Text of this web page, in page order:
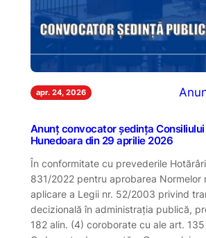
apr. 24, 2026
Anunț convocator ședința
Hunedoara din 29 aprilie 2026
În conformitate cu prevederile
831/2022 pentru aprobarea Normelor
aplicare a Legii nr. 52/2003 privind
decizională în administraţia publică,
182 alin. (4) coroborate cu ale art.